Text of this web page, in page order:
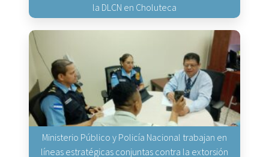
la DLCN en Choluteca
Ministerio Público y Policía Nacional trabajan en
líneas estratégicas conjuntas contra la extorsión